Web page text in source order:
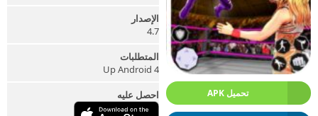
تحميل APK
الإصدار
4.7
المتطلبات
Up Android 4
احصل عليه